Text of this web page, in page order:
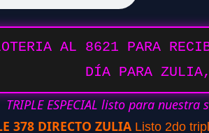
AL 8621 PARA
DÍA PARA
TRIPLE ESPECIAL listo para
378 DIRECTO ZULIA Listo 2do